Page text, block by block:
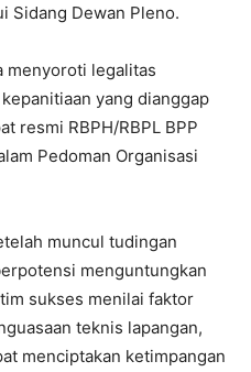
Sidang Dewan Pleno.
menyoroti legalitas
yang dianggap
resmi RBPH/RBPL BPP
Pedoman Organisasi
muncul tudingan
menguntungkan
sukses menilai faktor
teknis lapangan,
menciptakan ketimpangan